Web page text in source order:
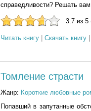
справедливости? Решать
3.7 из 5
Читать книгу Скачать книгу
Томление страсти
Жанр: Короткие любовные
Попавший в запутанные